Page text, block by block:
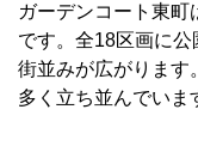
ガーデンコート東
です。全18区画に
街並みが広がります
多く立ち並んでいま